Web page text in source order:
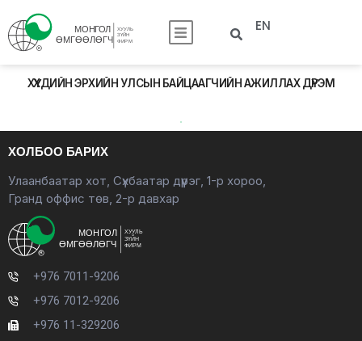
EN
ХҮҮХДИЙН ЭРХИЙН УЛСЫН БАЙЦААГЧИЙН АЖИЛЛАХ ДҮРЭМ
ХОЛБОО БАРИХ
Улаанбаатар хот, Сүхбаатар дүүрэг, 1-р хороо,
Гранд оффис төв, 2-р давхар
+976 7011-9206
+976 7012-9206
+976 11-329206